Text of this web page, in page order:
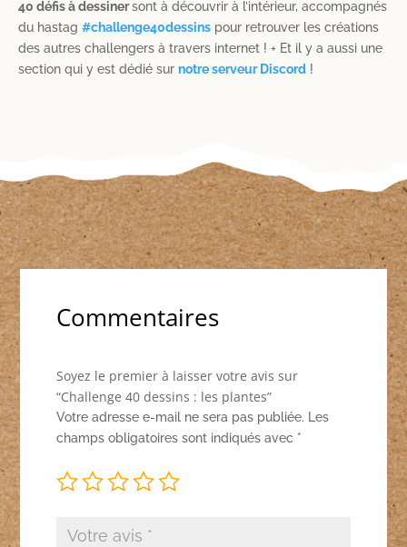
40 défis à dessinersont à découvrir à l’intérieur, accompagnés
du hastag #challenge40dessins pour retrouver les créations
des autres challengers à travers internet ! + Et il y a aussi une
section qui y est dédié sur notre serveur Discord !
Commentaires
Soyez le premier à laisser votre avis sur
“Challenge 40 dessins : les plantes”
Votre adresse e-mail ne sera pas publiée.
Les
champs obligatoires sont indiqués avec *